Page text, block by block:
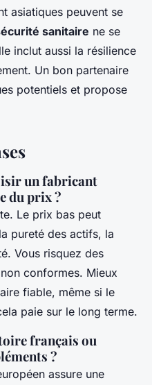
asiatiques peuvent se
sanitaire ne se
inclut aussi la résilience
Un bon partenaire
potentiels et propose
un fabricant
du prix ?
Le prix bas peut
pureté des actifs, la
Vous risquez des
conformes. Mieux
fiable, même si le
paie sur le long terme.
français ou
?
assure une